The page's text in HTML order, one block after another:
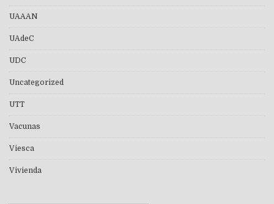
UAAAN
UAdeC
UDC
Uncategorized
UTT
Vacunas
Viesca
Vivienda